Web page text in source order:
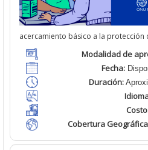
acercamiento básico a la protección
Modalidad de
Fecha:
Duración:
Cobertura Geográfica